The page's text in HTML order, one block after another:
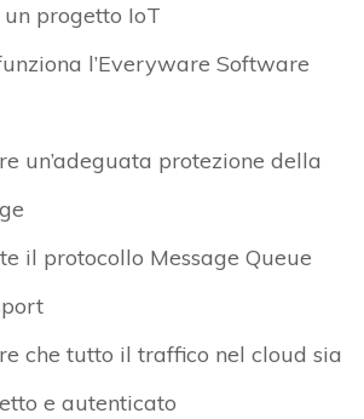
progetto IoT
l’Everyware Software
un’adeguata protezione della
il protocollo Message Queue
che tutto il traffico nel cloud sia
e autenticato